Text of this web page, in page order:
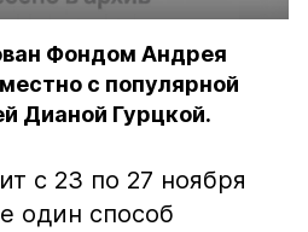
Фондом Андрея
с популярной
Дианой Гурцкой.
с 23 по 27 ноября
один способ